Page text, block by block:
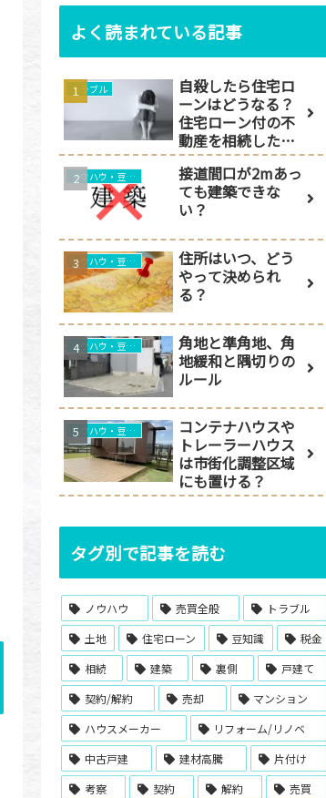
よく読まれている記事
トラブル
自殺したら住宅ロ
ーンはどうなる？
住宅ローン付の不
動産を相続した場
合の対処法
ノウハウ・豆知識
接道間口が2mあっ
ても建築できな
い？
ノウハウ・豆知識
住所はいつ、どう
やって決められ
る？
ノウハウ・豆知識
角地と準角地、角
地緩和と隅切りの
ルール
ノウハウ・豆知識
コンテナハウスや
トレーラーハウス
は市街化調整区域
にも置ける？
タグ別で記事を読む
ノウハウ 売買全般
トラブル
土地
住宅ローン 豆知識
税金
相続
建築 裏側
戸建て
契約/解約
売却
マンション
ハウスメーカー
リフォーム/リノベ
中古戸建
建材高騰
片付け
考察
契約 解約 売買